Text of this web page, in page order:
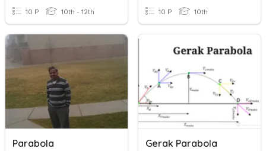
10 P 10th - 12th 10 P 10th
Parabola Gerak Parabola